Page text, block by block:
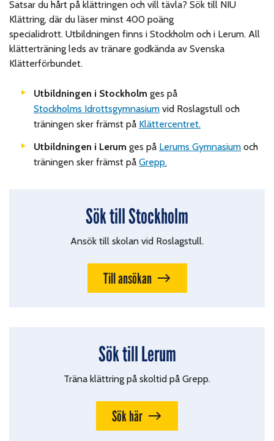
Satsar du hårt på klättringen och vill tävla? Sök till NIU
Klättring, där du läser minst 400 poäng
specialidrott. Utbildningen finns i Stockholm och i Lerum. All
klätterträning leds av tränare godkända av Svenska
Klätterförbundet.
Utbildningen i Stockholm ges på
Stockholms Idrottsgymnasium vid Roslagstull och
träningen sker främst på Klättercentret.
Utbildningen i Lerum ges på Lerums Gymnasium och
träningen sker främst på Grepp.
Sök till Stockholm
Ansök till skolan vid Roslagstull.
Till ansökan
Sök till Lerum
Träna klättring på skoltid på Grepp.
Sök här